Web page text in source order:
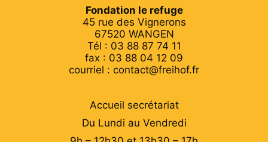
Fondation le refuge
45 rue des Vignerons
67520 WANGEN
Tél : 03 88 87 74 11
fax : 03 88 04 12 09
courriel : contact@freihof.fr
Accueil secrétariat
Du Lundi au Vendredi